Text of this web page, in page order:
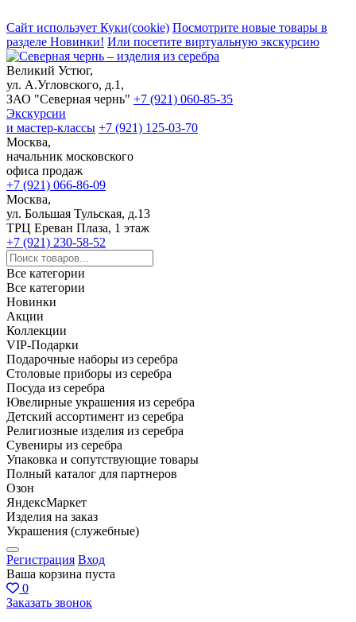
Сайт использует Куки(cookie) Посмотрите новые товары в
разделе Новинки! Или посетите виртуальную экскурсию
Великий Устюг,
ул. А.Угловского, д.1,
ЗАО "Северная чернь" +7 (921) 060-85-35
Экскурсии
и мастер-классы +7 (921) 125-03-70
Москва,
начальник московского
офиса продаж
+7 (921) 066-86-09
Москва,
ул. Большая Тульская, д.13
ТРЦ Ереван Плаза, 1 этаж
+7 (921) 230-58-52
Все категории
Все категории
Новинки
Акции
Коллекции
VIP-Подарки
Подарочные наборы из серебра
Столовые приборы из серебра
Посуда из серебра
Ювелирные украшения из серебра
Детский ассортимент из серебра
Религиозные изделия из серебра
Сувениры из серебра
Упаковка и сопутствующие товары
Полный каталог для партнеров
Озон
ЯндексМаркет
Изделия на заказ
Украшения (служебные)
Регистрация Вход
Ваша корзина пуста
0
Заказать звонок